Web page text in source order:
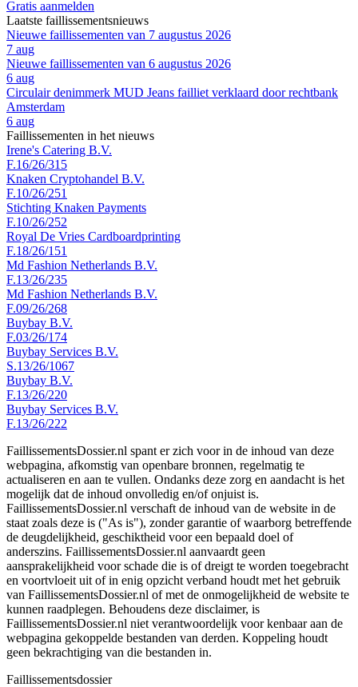
Gratis aanmelden
Laatste faillissementsnieuws
Nieuwe faillissementen van 7 augustus 2026
7 aug
Nieuwe faillissementen van 6 augustus 2026
6 aug
Circulair denimmerk MUD Jeans failliet verklaard door rechtbank
Amsterdam
6 aug
Faillissementen in het nieuws
Irene's Catering B.V.
F.16/26/315
Knaken Cryptohandel B.V.
F.10/26/251
Stichting Knaken Payments
F.10/26/252
Royal De Vries Cardboardprinting
F.18/26/151
Md Fashion Netherlands B.V.
F.13/26/235
Md Fashion Netherlands B.V.
F.09/26/268
Buybay B.V.
F.03/26/174
Buybay Services B.V.
S.13/26/1067
Buybay B.V.
F.13/26/220
Buybay Services B.V.
F.13/26/222
FaillissementsDossier.nl spant er zich voor in de inhoud van deze
webpagina, afkomstig van openbare bronnen, regelmatig te
actualiseren en aan te vullen. Ondanks deze zorg en aandacht is het
mogelijk dat de inhoud onvolledig en/of onjuist is.
FaillissementsDossier.nl verschaft de inhoud van de website in de
staat zoals deze is ("As is"), zonder garantie of waarborg betreffende
de deugdelijkheid, geschiktheid voor een bepaald doel of
anderszins. FaillissementsDossier.nl aanvaardt geen
aansprakelijkheid voor schade die is of dreigt te worden toegebracht
en voortvloeit uit of in enig opzicht verband houdt met het gebruik
van FaillissementsDossier.nl of met de onmogelijkheid de website te
kunnen raadplegen. Behoudens deze disclaimer, is
FaillissementsDossier.nl niet verantwoordelijk voor kenbaar aan de
webpagina gekoppelde bestanden van derden. Koppeling houdt
geen bekrachtiging van die bestanden in.
Faillissementsdossier